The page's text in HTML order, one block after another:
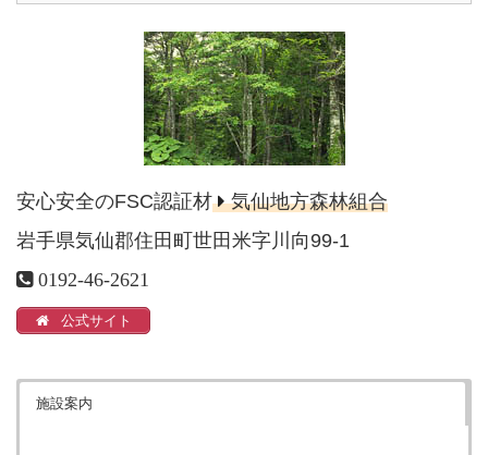
安心安全のFSC認証材 気仙地方森林組合
岩手県気仙郡住田町世田米字川向99-1
0192-46-2621
公式サイト
施設案内